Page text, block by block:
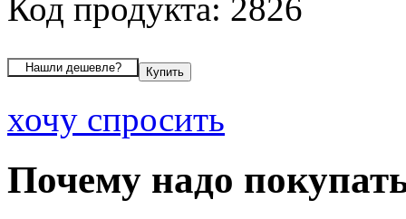
Код продукта: 2826
хочу спросить
Почему надо